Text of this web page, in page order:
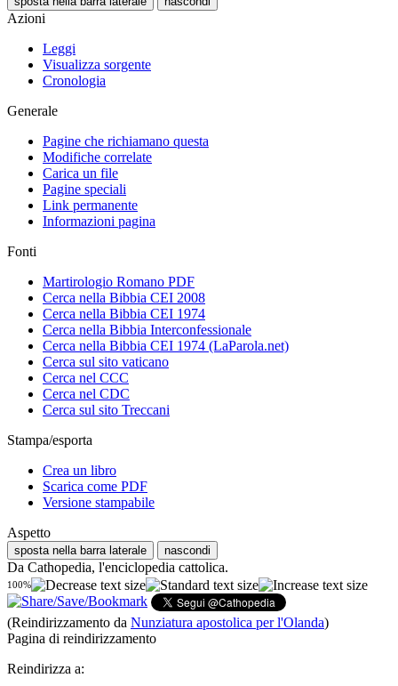
Azioni
Leggi
Visualizza sorgente
Cronologia
Generale
Pagine che richiamano questa
Modifiche correlate
Carica un file
Pagine speciali
Link permanente
Informazioni pagina
Fonti
Martirologio Romano PDF
Cerca nella Bibbia CEI 2008
Cerca nella Bibbia CEI 1974
Cerca nella Bibbia Interconfessionale
Cerca nella Bibbia CEI 1974 (LaParola.net)
Cerca sul sito vaticano
Cerca nel CCC
Cerca nel CDC
Cerca sul sito Treccani
Stampa/esporta
Crea un libro
Scarica come PDF
Versione stampabile
Aspetto
sposta nella barra laterale nascondi
Da Cathopedia, l'enciclopedia cattolica.
100%
(Reindirizzamento da Nunziatura apostolica per l'Olanda)
Pagina di reindirizzamento
Reindirizza a: